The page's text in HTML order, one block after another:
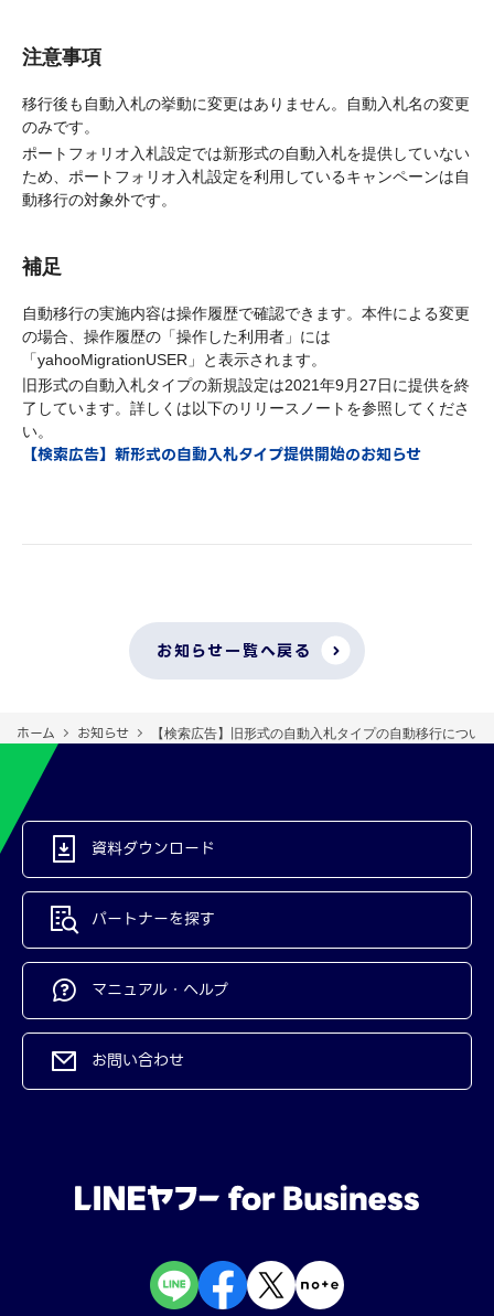
注意事項
移行後も自動入札の挙動に変更はありません。自動入札名の変更
のみです。
ポートフォリオ入札設定では新形式の自動入札を提供していない
ため、ポートフォリオ入札設定を利用しているキャンペーンは自
動移行の対象外です。
補足
自動移行の実施内容は操作履歴で確認できます。本件による変更
の場合、操作履歴の「操作した利用者」には
「yahooMigrationUSER」と表示されます。
旧形式の自動入札タイプの新規設定は2021年9月27日に提供を終
了しています。詳しくは以下のリリースノートを参照してくださ
い。
【検索広告】新形式の自動入札タイプ提供開始のお知らせ
お知らせ一覧へ戻る
ホーム お知らせ 【検索広告】旧形式の自動入札タイプの自動移行について
資料ダウンロード
パートナーを探す
マニュアル・ヘルプ
お問い合わせ